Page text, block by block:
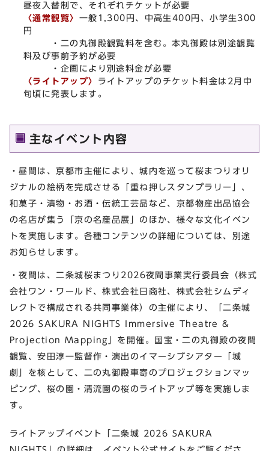
昼夜入替制で、それぞれチケットが必要
〈通常観覧〉 一般1,300円、中高生400円、小学生300
円
・二の丸御殿観覧料を含む。本丸御殿は別途観覧
料及び事前予約が必要
・企画により別途料金が必要
〈ライトアップ〉 ライトアップのチケット料金は2月中
旬頃に発表します。
主なイベント内容
・昼間は、京都市主催により、城内を巡って桜まつりオリ
ジナルの絵柄を完成させる「重ね押しスタンプラリー」、
和菓子・漬物・お酒・伝統工芸品など、京都物産出品協会
の名店が集う「京の名産品展」のほか、様々な文化イベン
トを実施します。各種コンテンツの詳細については、別途
お知らせします。
・夜間は、二条城桜まつり2026夜間事業実行委員会（株式
会社ワン・ワールド、株式会社日商社、株式会社シムディ
レクトで構成される共同事業体）の主催により、「二条城
2026 SAKURA NIGHTS Immersive Theatre &
Projection Mapping」を開催。国宝・二の丸御殿の夜間
観覧、安田淳一監督作・演出のイマーシブシアター「城
劇」を核として、二の丸御殿車寄のプロジェクションマッ
ピング、桜の園・清流園の桜のライトアップ等を実施しま
す。
ライトアップイベント「二条城 2026 SAKURA